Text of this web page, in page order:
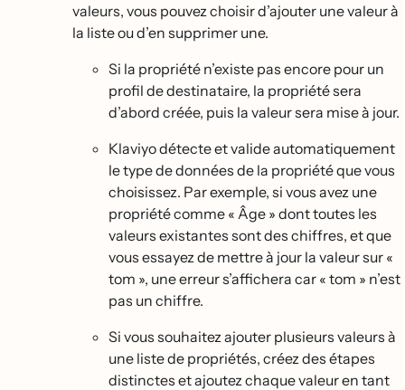
valeurs, vous pouvez choisir d’ajouter une valeur à
la liste ou d’en supprimer une.
Si la propriété n’existe pas encore pour un
profil de destinataire, la propriété sera
d’abord créée, puis la valeur sera mise à jour.
Klaviyo détecte et valide automatiquement
le type de données de la propriété que vous
choisissez. Par exemple, si vous avez une
propriété comme « Âge » dont toutes les
valeurs existantes sont des chiffres, et que
vous essayez de mettre à jour la valeur sur «
tom », une erreur s’affichera car « tom » n’est
pas un chiffre.
Si vous souhaitez ajouter plusieurs valeurs à
une liste de propriétés, créez des étapes
distinctes et ajoutez chaque valeur en tant